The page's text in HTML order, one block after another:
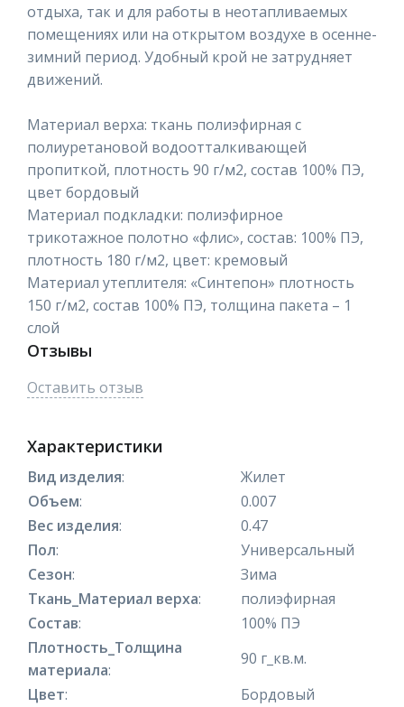
отдыха, так и для работы в неотапливаемых
помещениях или на открытом воздухе в осенне-
зимний период. Удобный крой не затрудняет
движений.
Материал верха: ткань полиэфирная с
полиуретановой водоотталкивающей
пропиткой, плотность 90 г/м2, состав 100% ПЭ,
цвет бордовый
Материал подкладки: полиэфирное
трикотажное полотно «флис», состав: 100% ПЭ,
плотность 180 г/м2, цвет: кремовый
Материал утеплителя: «Синтепон» плотность
150 г/м2, состав 100% ПЭ, толщина пакета – 1
слой
Отзывы
Оставить отзыв
Характеристики
Вид изделия:
Жилет
Объем:
0.007
Вес изделия:
0.47
Пол:
Универсальный
Сезон:
Зима
Ткань_Материал верха:
полиэфирная
Состав:
100% ПЭ
Плотность_Толщина
материала:
90 г_кв.м.
Цвет:
Бордовый